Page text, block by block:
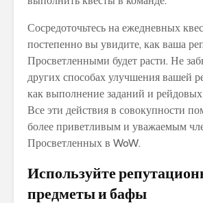
Сосредоточьтесь на ежедневных
постепенно вы увидите, как ваша
Просветленными будет расти. Не
других способах улучшения вашей
как выполнение заданий и
Все эти действия в совокупности
более приветливым и уважаемым
Просветленных в WoW.
Используйте
предметы и бафы